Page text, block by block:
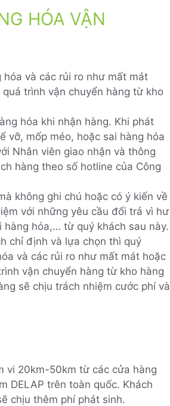
HÓA VẬN
và các rủi ro như mất mát
trình vận chuyển hàng từ kho
hóa khi nhận hàng. Khi phát
vỡ, mốp méo, hoặc sai hàng hóa
Nhân viên giao nhận và thông
hàng theo số hotline của Công
không ghi chú hoặc có ý kiến về
với những yêu cầu đổi trả vì hư
hóa,… từ quý khách sau này.
chỉ định và lựa chọn thì quý
và các rủi ro như mất mát hoặc
vận chuyển hàng từ kho hàng
sẽ chịu trách nhiệm cước phí và
vi 20km-50km từ các cửa hàng
DELAP trên toàn quốc. Khách
chịu thêm phí phát sinh.